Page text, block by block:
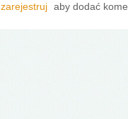
zarejestruj aby dodać